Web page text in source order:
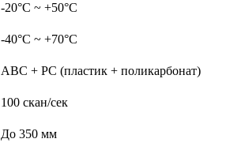
-20°С ~ +50°С
-40°С ~ +70°С
ABC + PC (пластик + поликарбонат)
100 скан/сек
До 350 мм